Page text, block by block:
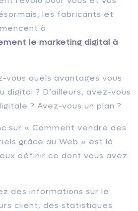
les fabricants et
à
le marketing digital à
vous quels avantages vous
digital ? D’ailleurs, avez-vous
? Avez-vous un plan ?
sur « Comment vendre des
grâce au Web » est là
définir ce dont vous avez
des informations sur le
client, des statistiques